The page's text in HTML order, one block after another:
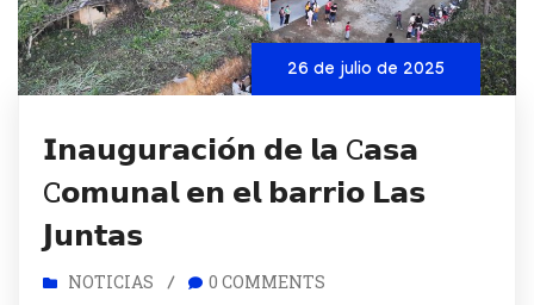
26 de julio de 2025
𝗜𝗻𝗮𝘂𝗴𝘂𝗿𝗮𝗰𝗶𝗼́𝗻 𝗱𝗲 𝗹𝗮 C𝗮𝘀𝗮
C𝗼𝗺𝘂𝗻𝗮𝗹 𝗲𝗻 𝗲𝗹 𝗯𝗮𝗿𝗿𝗶𝗼 𝗟𝗮𝘀
𝗝𝘂𝗻𝘁𝗮𝘀
NOTICIAS / 0 COMMENTS